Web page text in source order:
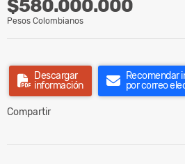
$580.000.000
Pesos Colombianos
Descargar
información
Recomendar
por correo
Compartir